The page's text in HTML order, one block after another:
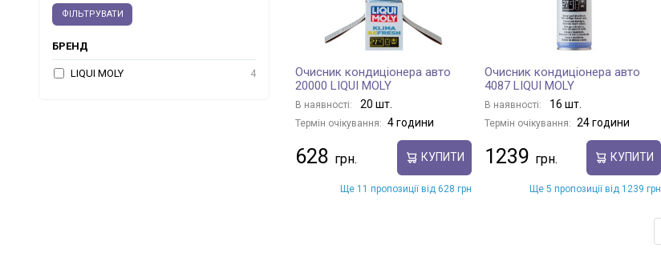
ФІЛЬТРУВАТИ
БРЕНД
LIQUI MOLY 4
Очисник кондиціонера авто
20000 LIQUI MOLY
В наявності: 20 шт.
Термін очікування: 4 години
628 КУПИТИ
Ще 11 пропозиції від 628 грн
Очисник кондиціонера авто
4087 LIQUI MOLY
В наявності: 16 шт.
Термін очікування: 24 години
1239 КУПИТИ
Ще 5 пропозиції від 1239 грн